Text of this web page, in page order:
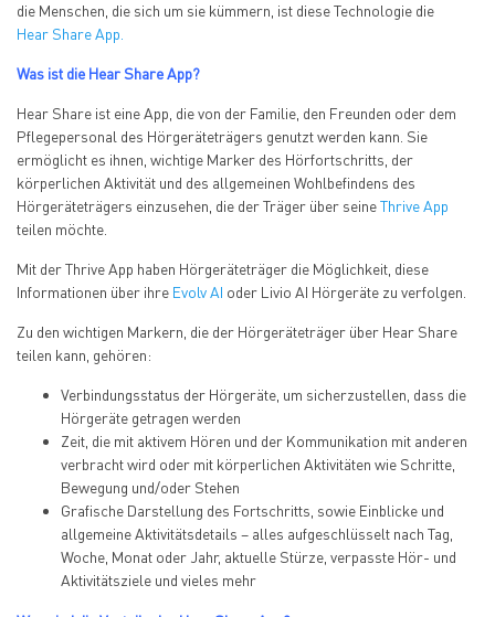
die Menschen, die sich um sie kümmern, ist diese Technologie die
Hear Share App.
Was ist die Hear Share App?
Hear Share ist eine App, die von der Familie, den Freunden oder dem
Pflegepersonal des Hörgeräteträgers genutzt werden kann. Sie
ermöglicht es ihnen, wichtige Marker des Hörfortschritts, der
körperlichen Aktivität und des allgemeinen Wohlbefindens des
Hörgeräteträgers einzusehen, die der Träger über seineThrive App
teilen möchte.
Mit der Thrive App haben Hörgeräteträger die Möglichkeit, diese
Informationen über ihre Evolv AI oder Livio AI Hörgeräte zu verfolgen.
Zu den wichtigen Markern, die der Hörgeräteträger über Hear Share
teilen kann, gehören:
Verbindungsstatus der Hörgeräte, um sicherzustellen, dass die
Hörgeräte getragen werden
Zeit, die mit aktivem Hören und der Kommunikation mit anderen
verbracht wird oder mit körperlichen Aktivitäten wie Schritte,
Bewegung und/oder Stehen
Grafische Darstellung des Fortschritts, sowie Einblicke und
allgemeine Aktivitätsdetails – alles aufgeschlüsselt nach Tag,
Woche, Monat oder Jahr, aktuelle Stürze, verpasste Hör- und
Aktivitätsziele und vieles mehr